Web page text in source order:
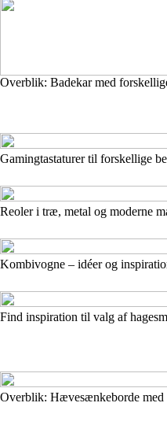
Overblik: Badekar med
Gamingtastaturer til forskellige
Reoler i træ, metal og moderne
Kombivogne – idéer og
Find inspiration til valg af
Overblik: Hævesænkeborde med